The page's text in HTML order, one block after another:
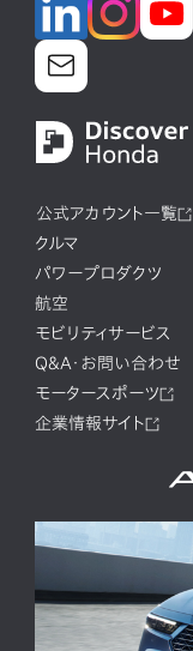
公式アカウント一覧
クルマ
パワープロダクツ
航空
モビリティサービス
Q&A・お問い合わせ
モータースポーツ
企業情報サイト